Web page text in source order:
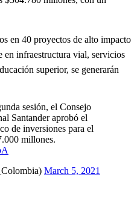
en 40 proyectos de alto impacto
en infraestructura vial, servicios
superior, se generarán
sesión, el Consejo
Santander aprobó el
de inversiones para el
millones.
March 5, 2021